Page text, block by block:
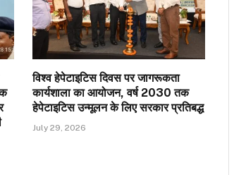
विश्व हेपेटाइटिस दिवस पर जागरूकता
कार्यशाला का आयोजन, वर्ष 2030 तक
हेपेटाइटिस उन्मूलन के लिए सरकार प्रतिबद्ध
July 29, 2026